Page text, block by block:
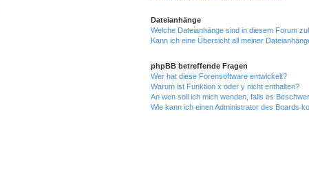
Dateianhänge
Welche Dateianhänge sind in diesem Forum
Kann ich eine Übersicht all meiner
phpBB betreffende Fragen
Wer hat diese Forensoftware entwickelt?
Warum ist Funktion x oder y nicht enthalten?
An wen soll ich mich wenden, falls es
Wie kann ich einen Administrator des Boards